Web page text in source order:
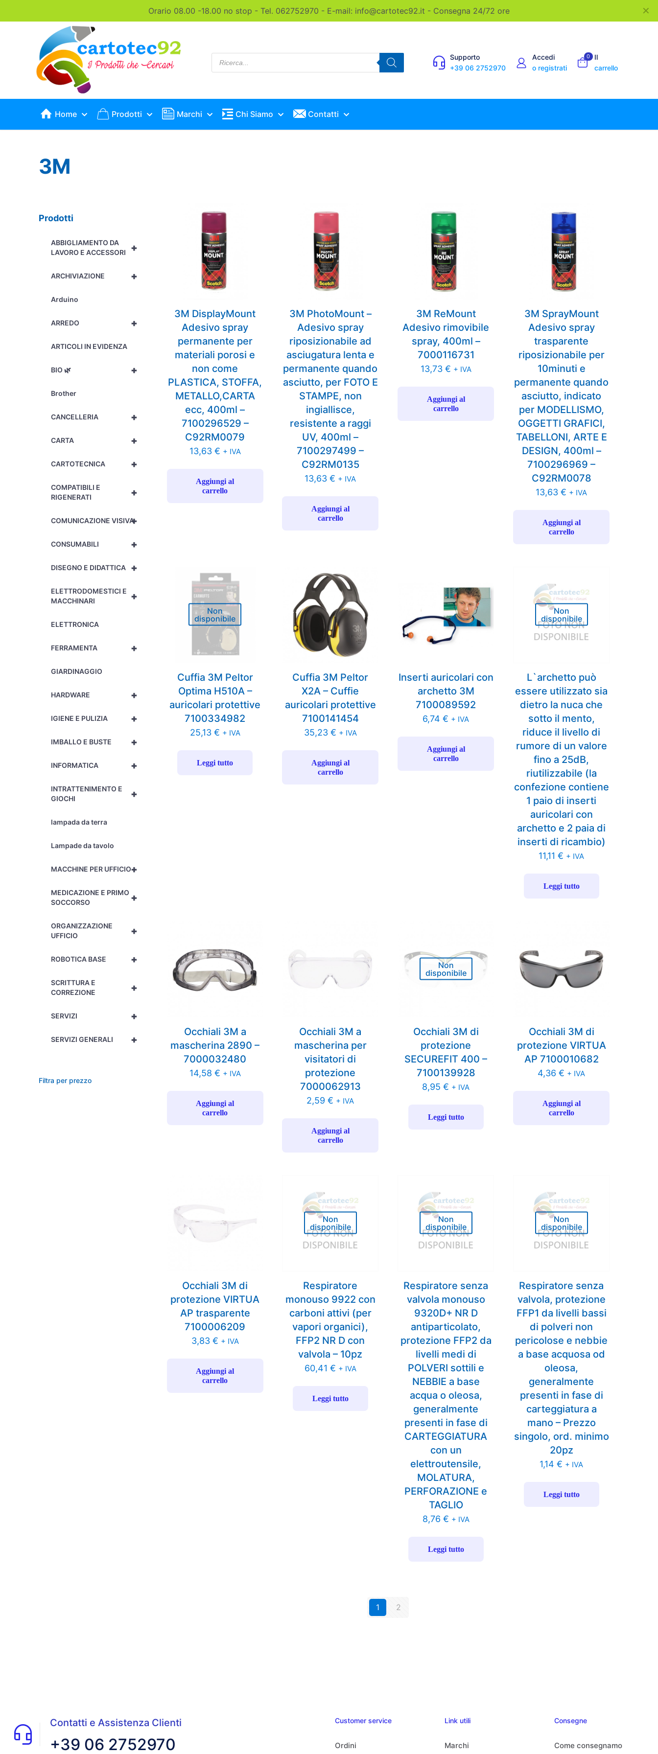
Orario 08.00 -18.00 no stop - Tel. 062752970 - E-mail: info@cartotec92.it - Consegna 24/72 ore ✕
Products
search
Supporto
+39 06 2752970
Accedi
o registrati
0
Il
carrello
Home Prodotti Marchi Chi Siamo Contatti
3M
Prodotti
+
ABBIGLIAMENTO DA
LAVORO E ACCESSORI
+
ARCHIVIAZIONE
Arduino
+
ARREDO
ARTICOLI IN EVIDENZA
+
BIO 🌿
Brother
+
CANCELLERIA
+
CARTA
+
CARTOTECNICA
+
COMPATIBILI E
RIGENERATI
+
COMUNICAZIONE VISIVA
+
CONSUMABILI
+
DISEGNO E DIDATTICA
+
ELETTRODOMESTICI E
MACCHINARI
ELETTRONICA
+
FERRAMENTA
GIARDINAGGIO
+
HARDWARE
+
IGIENE E PULIZIA
+
IMBALLO E BUSTE
+
INFORMATICA
+
INTRATTENIMENTO E
GIOCHI
lampada da terra
Lampade da tavolo
+
MACCHINE PER UFFICIO
+
MEDICAZIONE E PRIMO
SOCCORSO
+
ORGANIZZAZIONE
UFFICIO
+
ROBOTICA BASE
+
SCRITTURA E
CORREZIONE
+
SERVIZI
+
SERVIZI GENERALI
Filtra per prezzo
3M DisplayMount
Adesivo spray
permanente per
materiali porosi e
non come
PLASTICA, STOFFA,
METALLO,CARTA
ecc, 400ml –
7100296529 –
C92RM0079
13,63 € + IVA
Aggiungi al
carrello
3M PhotoMount –
Adesivo spray
riposizionabile ad
asciugatura lenta e
permanente quando
asciutto, per FOTO E
STAMPE, non
ingiallisce,
resistente a raggi
UV, 400ml –
7100297499 –
C92RM0135
13,63€ + IVA
Aggiungi al
carrello
3M ReMount
Adesivo rimovibile
spray, 400ml –
7000116731
13,73 € + IVA
Aggiungi al
carrello
3M SprayMount
Adesivo spray
trasparente
riposizionabile per
10minuti e
permanente quando
asciutto, indicato
per MODELLISMO,
OGGETTI GRAFICI,
TABELLONI, ARTE E
DESIGN, 400ml –
7100296969 –
C92RM0078
13,63€ + IVA
Aggiungi al
carrello
Non
disponibile
Cuffia 3M Peltor
Optima H510A –
auricolari protettive
7100334982
25,13 € + IVA
Leggi tutto
Cuffia 3M Peltor
X2A – Cuffie
auricolari protettive
7100141454
35,23 € + IVA
Aggiungi al
carrello
Inserti auricolari con
archetto 3M
7100089592
6,74€ + IVA
Aggiungi al
carrello
Non
disponibile
L`archetto può
essere utilizzato sia
dietro la nuca che
sotto il mento,
riduce il livello di
rumore di un valore
fino a 25dB,
riutilizzabile (la
confezione contiene
1 paio di inserti
auricolari con
archetto e 2 paia di
inserti di ricambio)
11,11€ + IVA
Leggi tutto
Occhiali 3M a
mascherina 2890 –
7000032480
14,58 € + IVA
Aggiungi al
carrello
Occhiali 3M a
mascherina per
visitatori di
protezione
7000062913
2,59€ + IVA
Aggiungi al
carrello
Non
disponibile
Occhiali 3M di
protezione
SECUREFIT 400 –
7100139928
8,95€ + IVA
Leggi tutto
Occhiali 3M di
protezione VIRTUA
AP 7100010682
4,36€ + IVA
Aggiungi al
carrello
Occhiali 3M di
protezione VIRTUA
AP trasparente
7100006209
3,83 € + IVA
Aggiungi al
carrello
Non
disponibile
Respiratore
monouso 9922 con
carboni attivi (per
vapori organici),
FFP2 NR D con
valvola – 10pz
60,41 € + IVA
Leggi tutto
Non
disponibile
Respiratore senza
valvola monouso
9320D+ NR D
antiparticolato,
protezione FFP2 da
livelli medi di
POLVERI sottili e
NEBBIE a base
acqua o oleosa,
generalmente
presenti in fase di
CARTEGGIATURA
con un
elettroutensile,
MOLATURA,
PERFORAZIONE e
TAGLIO
8,76 € + IVA
Leggi tutto
Non
disponibile
Respiratore senza
valvola, protezione
FFP1 da livelli bassi
di polveri non
pericolose e nebbie
a base acquosa od
oleosa,
generalmente
presenti in fase di
carteggiatura a
mano – Prezzo
singolo, ord. minimo
20pz
1,14€ + IVA
Leggi tutto
1 2
Contatti e Assistenza Clienti
+39 06 2752970
Customer service
Ordini
Link utili
Marchi
Consegne
Come consegnamo